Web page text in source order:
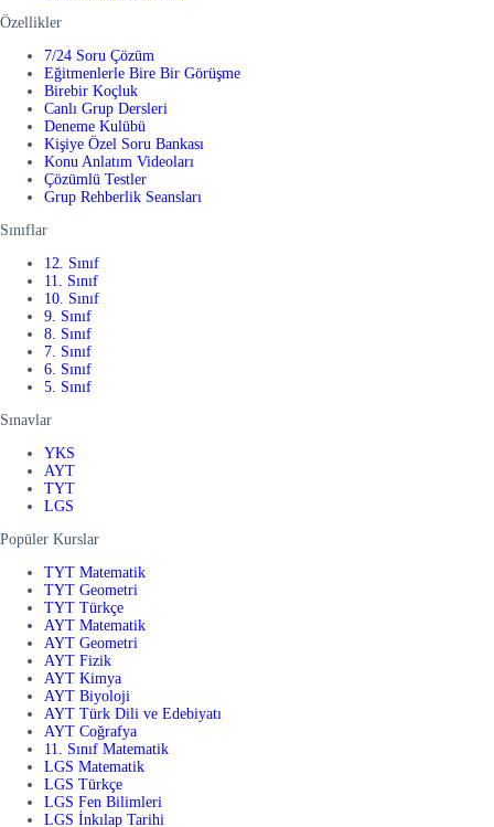
Özellikler
7/24 Soru Çözüm
Eğitmenlerle Bire Bir Görüşme
Birebir Koçluk
Canlı Grup Dersleri
Deneme Kulübü
Kişiye Özel Soru Bankası
Konu Anlatım Videoları
Çözümlü Testler
Grup Rehberlik Seansları
Sınıflar
12. Sınıf
11. Sınıf
10. Sınıf
9. Sınıf
8. Sınıf
7. Sınıf
6. Sınıf
5. Sınıf
Sınavlar
YKS
AYT
TYT
LGS
Popüler Kurslar
TYT Matematik
TYT Geometri
TYT Türkçe
AYT Matematik
AYT Geometri
AYT Fizik
AYT Kimya
AYT Biyoloji
AYT Türk Dili ve Edebiyatı
AYT Coğrafya
11. Sınıf Matematik
LGS Matematik
LGS Türkçe
LGS Fen Bilimleri
LGS İnkılap Tarihi